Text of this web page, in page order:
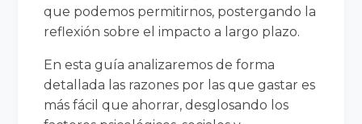
que podemos permitirnos, postergando la
reflexión sobre el impacto a largo plazo.
En esta guía analizaremos de forma
detallada las razones por las que gastar es
más fácil que ahorrar, desglosando los